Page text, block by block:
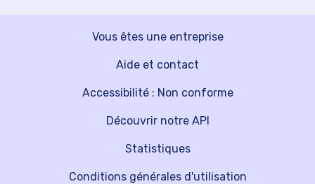
Vous êtes une entreprise
Découvrir notre API
Aide et contact
Statistiques
Accessibilité : Non conforme
Conditions générales d'utilisation